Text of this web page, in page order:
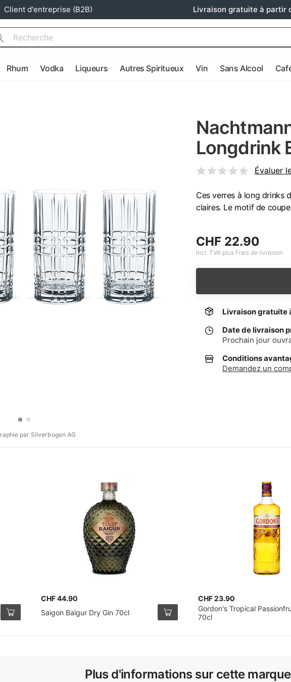
Client d'entreprise (B2B) Livraison gratuite à partir
Rhum Vodka Liqueurs Autres Spiritueux Vin Sans Alcool
par Silverbogen AG
Longdrink
Évaluer
Ces verres à long drinks
claires. Le motif de
CHF 22.90
Incl. TVA plus Frais de livraison
Livraison gratuite
Date de livraison
Prochain jour
Conditions
Demandez un
CHF 44.90
Saigon Baigur Dry Gin 70cl
CHF 23.90
Gordon's Tropical
70cl
Plus d'informations sur cette marque